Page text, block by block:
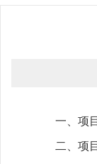
一、项
二、项